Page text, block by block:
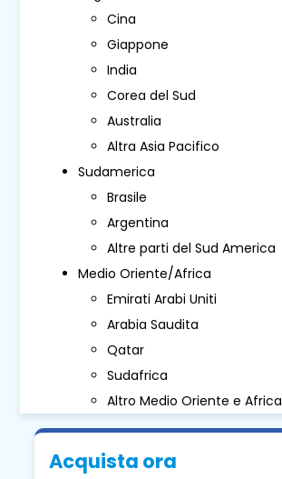
Cina
Giappone
India
Corea del Sud
Australia
Altra Asia Pacifico
Sudamerica
Brasile
Argentina
Altre parti del Sud America
Medio Oriente/Africa
Emirati Arabi Uniti
Arabia Saudita
Qatar
Sudafrica
Altro Medio Oriente e Africa
Acquista ora